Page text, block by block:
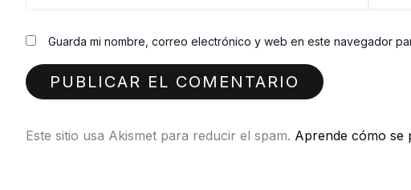
Guarda mi nombre, correo electrónico y web en este navegador
Este sitio usa Akismet para reducir el spam. Aprende cómo se